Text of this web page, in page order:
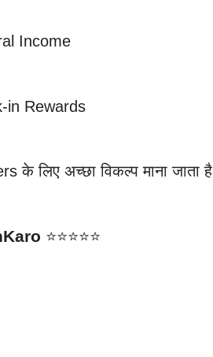
Income
in Rewards
के लिए अच्छा विकल्प माना जाता
⭐⭐⭐⭐⭐